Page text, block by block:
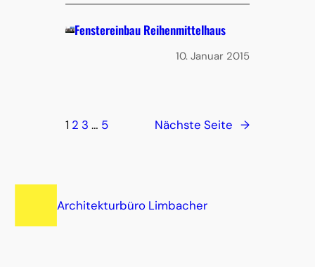
Fenstereinbau Reihenmittelhaus
10. Januar 2015
1 2 3 … 5 Nächste Seite →
Architekturbüro Limbacher